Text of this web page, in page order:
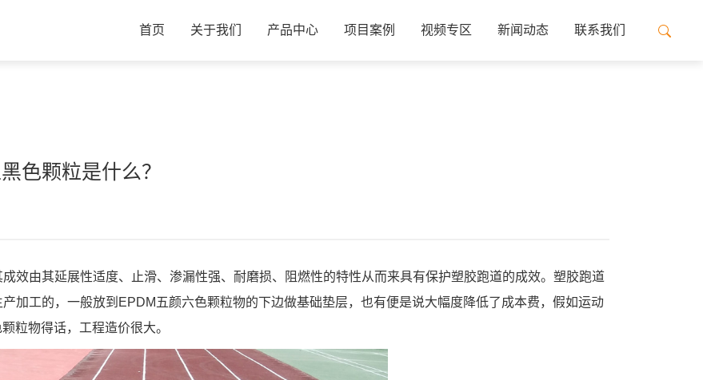
首页 关于我们 产品中心 项目案例 视频专区 新闻动态 联系我们
色颗粒是什么？
效由其延展性适度、止滑、渗漏性强、耐磨损、阻燃性的特性从而来具有保护塑胶跑道的成效。塑胶跑道
加工的，一般放到EPDM五颜六色颗粒物的下边做基础垫层，也有便是说大幅度降低了成本费，假如运动
粒物得话，工程造价很大。